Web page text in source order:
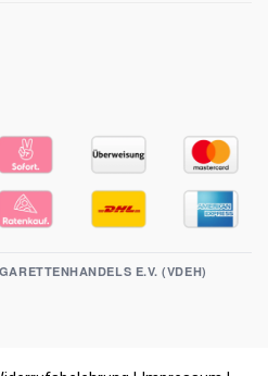
E.V. (VDEH)